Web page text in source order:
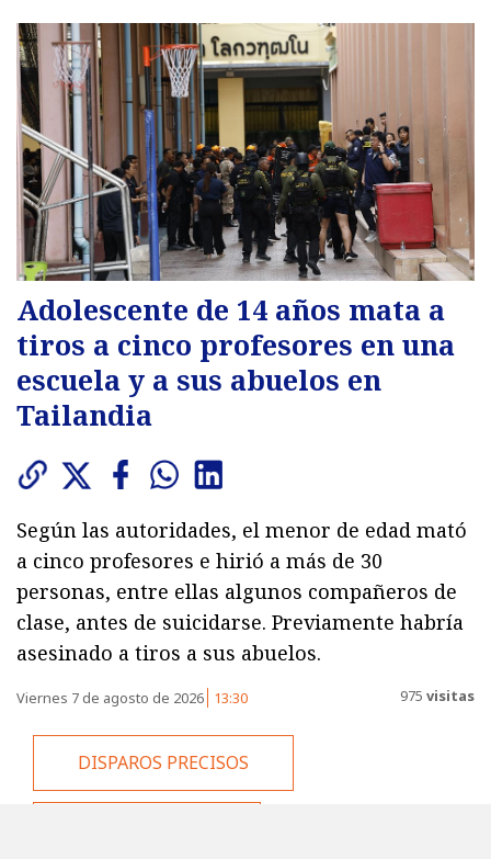
Adolescente de 14 años mata a
tiros a cinco profesores en una
escuela y a sus abuelos en
Tailandia
Según las autoridades, el menor de edad mató
a cinco profesores e hirió a más de 30
personas, entre ellas algunos compañeros de
clase, antes de suicidarse. Previamente habría
asesinado a tiros a sus abuelos.
Viernes 7 de agosto de 2026 13:30 975 visitas
DISPAROS PRECISOS